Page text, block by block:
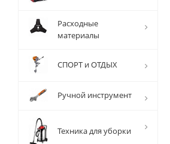
Расходные
материалы
СПОРТ и ОТДЫХ
Ручной инструмент
Техника для уборки